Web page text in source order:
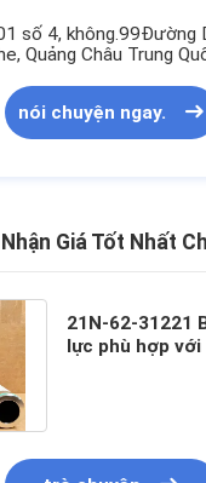
số 4, không.99Đường
Quảng Châu Trung
nói chuyện ngay.
Nhận Giá Tốt Nhất
21N-62-31221
lực phù hợp với